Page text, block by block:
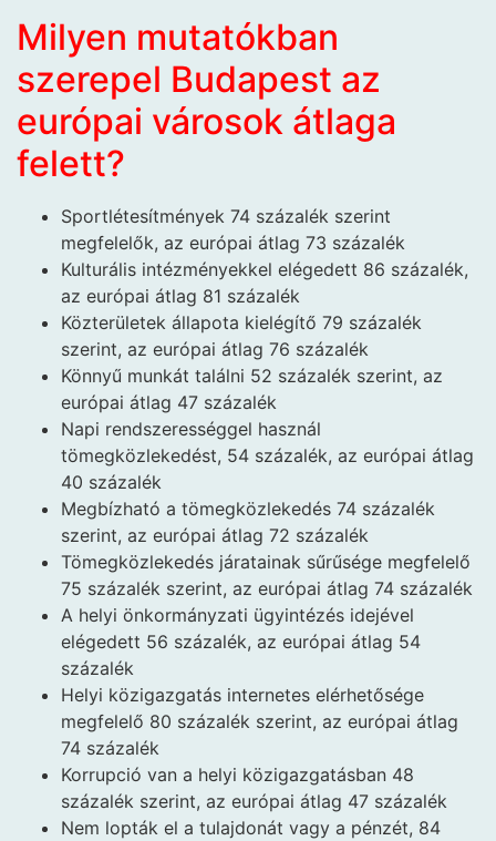
Milyen mutatókban
szerepel Budapest az
európai városok átlaga
felett?
Sportlétesítmények 74 százalék szerint
megfelelők, az európai átlag 73 százalék
Kulturális intézményekkel elégedett 86 százalék,
az európai átlag 81 százalék
Közterületek állapota kielégítő 79 százalék
szerint, az európai átlag 76 százalék
Könnyű munkát találni 52 százalék szerint, az
európai átlag 47 százalék
Napi rendszerességgel használ
tömegközlekedést, 54 százalék, az európai átlag
40 százalék
Megbízható a tömegközlekedés 74 százalék
szerint, az európai átlag 72 százalék
Tömegközlekedés járatainak sűrűsége megfelelő
75 százalék szerint, az európai átlag 74 százalék
A helyi önkormányzati ügyintézés idejével
elégedett 56 százalék, az európai átlag 54
százalék
Helyi közigazgatás internetes elérhetősége
megfelelő 80 százalék szerint, az európai átlag
74 százalék
Korrupció van a helyi közigazgatásban 48
százalék szerint, az európai átlag 47 százalék
Nem lopták el a tulajdonát vagy a pénzét, 84